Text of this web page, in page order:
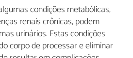
condições metabólicas,
renais crônicas, podem
urinários. Estas condições
corpo de processar e eliminar